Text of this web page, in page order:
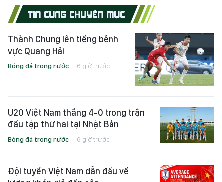
TIN CÙNG CHUYÊN MỤC
Thành Chung lên tiếng bênh
vực Quang Hải
Bóng đá trong nước 6 giờ trước
U20 Việt Nam thắng 4-0 trong trận
đấu tập thứ hai tại Nhật Bản
Bóng đá trong nước 6 giờ trước
Đội tuyển Việt Nam dẫn đầu về